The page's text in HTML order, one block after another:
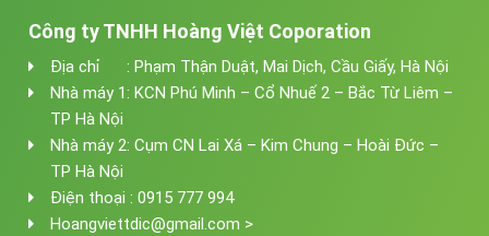
Công ty TNHH Hoàng Việt Coporation
Địa chỉ : Phạm Thận Duật, Mai Dịch, Cầu Giấy, Hà Nội
Nhà máy 1: KCN Phú Minh – Cổ Nhuế 2 – Bắc Từ Liêm –
TP Hà Nội
Nhà máy 2: Cụm CN Lai Xá – Kim Chung – Hoài Đức –
TP Hà Nội
Điện thoại : 0915 777 994
Hoangviettdic@gmail.com >